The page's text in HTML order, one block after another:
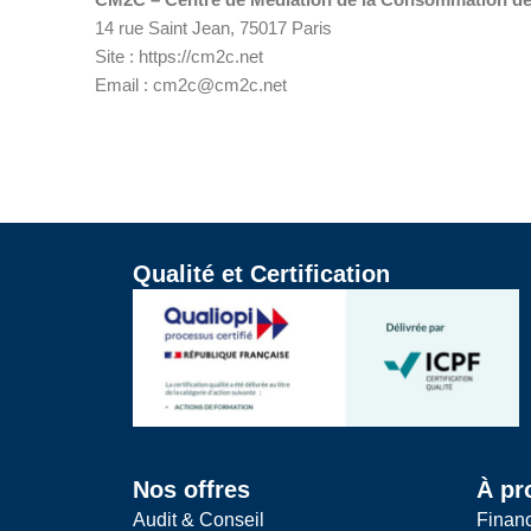
14 rue Saint Jean, 75017 Paris
Site : https://cm2c.net
Email : cm2c@cm2c.net
Qualité et Certification
Nos offres
Audit & Conseil
À